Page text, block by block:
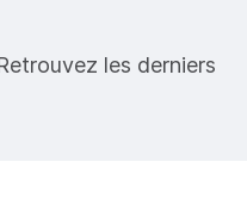
les derniers